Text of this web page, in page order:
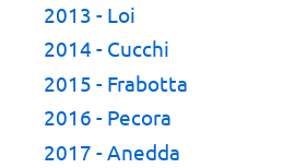
2013 - Loi
2014 - Cucchi
2015 - Frabotta
2016 - Pecora
2017 - Anedda